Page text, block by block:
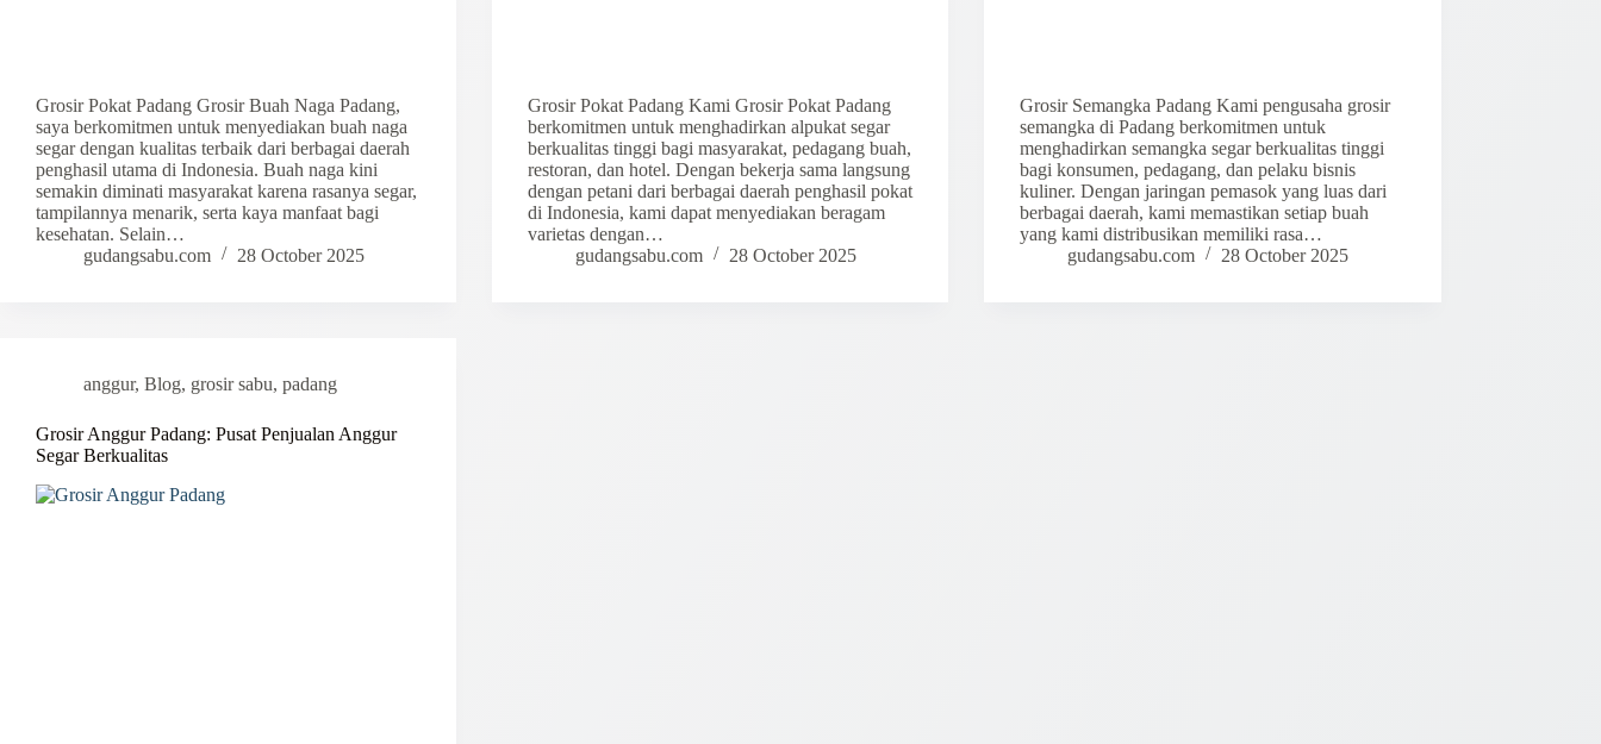
Grosir Pokat Padang Grosir Buah Naga Padang,
saya berkomitmen untuk menyediakan buah naga
segar dengan kualitas terbaik dari berbagai daerah
penghasil utama di Indonesia. Buah naga kini
semakin diminati masyarakat karena rasanya segar,
tampilannya menarik, serta kaya manfaat bagi
kesehatan. Selain…
gudangsabu.com
28 October 2025
Grosir Pokat Padang Kami Grosir Pokat Padang
berkomitmen untuk menghadirkan alpukat segar
berkualitas tinggi bagi masyarakat, pedagang buah,
restoran, dan hotel. Dengan bekerja sama langsung
dengan petani dari berbagai daerah penghasil pokat
di Indonesia, kami dapat menyediakan beragam
varietas dengan…
gudangsabu.com
28 October 2025
Grosir Semangka Padang Kami pengusaha grosir
semangka di Padang berkomitmen untuk
menghadirkan semangka segar berkualitas tinggi
bagi konsumen, pedagang, dan pelaku bisnis
kuliner. Dengan jaringan pemasok yang luas dari
berbagai daerah, kami memastikan setiap buah
yang kami distribusikan memiliki rasa…
gudangsabu.com
28 October 2025
anggur, Blog, grosir sabu, padang
Grosir Anggur Padang: Pusat Penjualan Anggur
Segar Berkualitas